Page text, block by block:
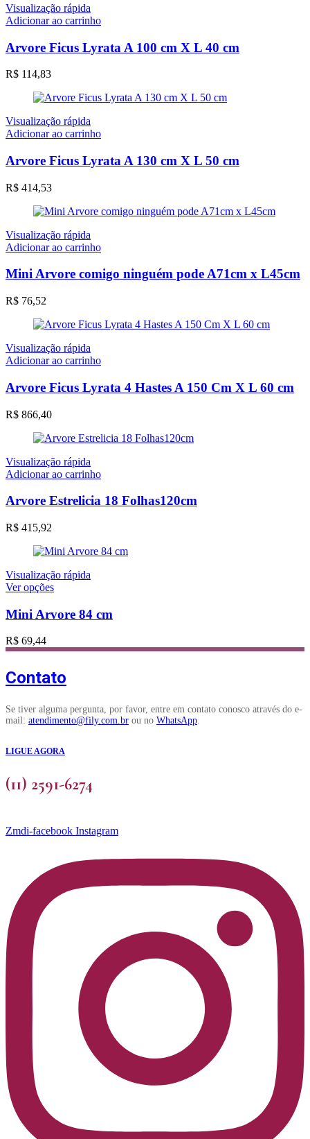
Visualização rápida
Adicionar ao carrinho
Arvore Ficus Lyrata A 100 cm X L 40 cm
R$ 114,83
Visualização rápida
Adicionar ao carrinho
Arvore Ficus Lyrata A 130 cm X L 50 cm
R$ 414,53
Visualização rápida
Adicionar ao carrinho
Mini Arvore comigo ninguém pode A71cm x L45cm
R$ 76,52
Visualização rápida
Adicionar ao carrinho
Arvore Ficus Lyrata 4 Hastes A 150 Cm X L 60 cm
R$ 866,40
Visualização rápida
Adicionar ao carrinho
Arvore Estrelicia 18 Folhas120cm
R$ 415,92
Visualização rápida
Ver opçõesEste
tem
várias
As
podem
ser
na
página
produto
Mini Arvore 84 cm
R$ 69,44
Contato
Se tiver alguma pergunta, por favor, entre em contato conosco através do e-
mail: atendimento@fily.com.br ou no WhatsApp.
LIGUE AGORA
(11) 2591-6274
Zmdi-facebook Instagram